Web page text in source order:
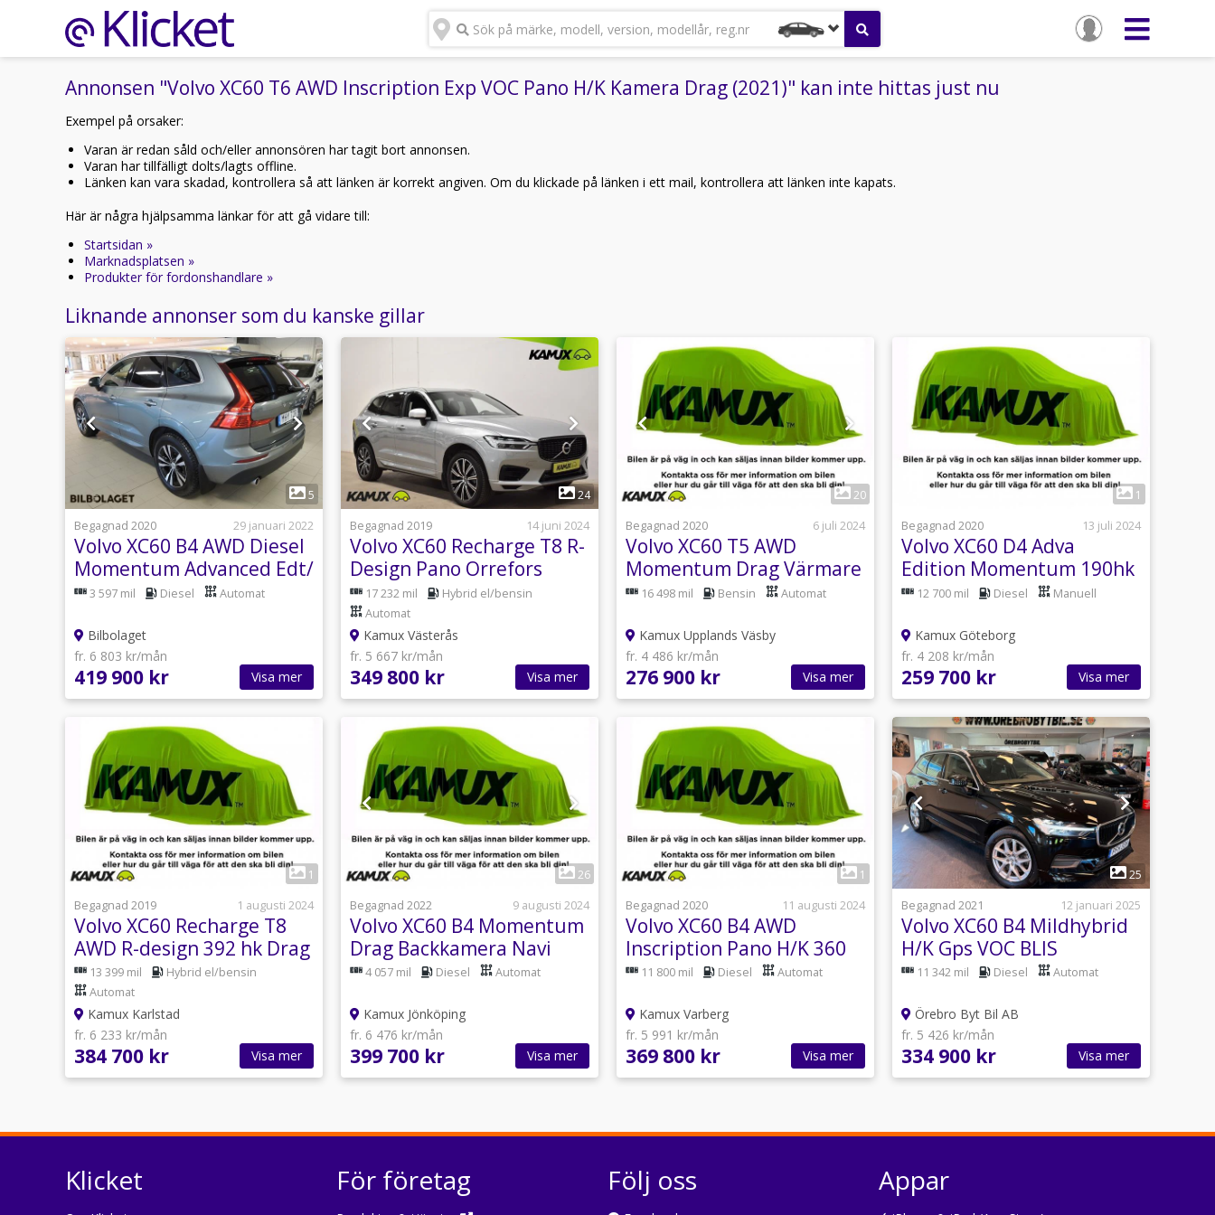
Sök på märke, modell, version, modellår, reg.nr
Annonsen "Volvo XC60 T6 AWD Inscription Exp VOC Pano H/K Kamera Drag (2021)" kan inte hittas just nu
Exempel på orsaker:
Varan är redan såld och/eller annonsören har tagit bort annonsen.
Varan har tillfälligt dolts/lagts offline.
Länken kan vara skadad, kontrollera så att länken är korrekt angiven. Om du klickade på länken i ett mail, kontrollera att länken inte kapats.
Här är några hjälpsamma länkar för att gå vidare till:
Startsidan »
Marknadsplatsen »
Produkter för fordonshandlare »
Liknande annonser som du kanske gillar
1
5
Begagnad 2020
29 januari 2022
Volvo XC60 B4 AWD Diesel
Momentum Advanced Edt/
DRAG / VINTERHJUL/
3 597 mil Diesel Automat
Bilbolaget
fr. 6 803 kr/mån
419 900 kr Visa mer
1
24
Begagnad 2019
14 juni 2024
Volvo XC60 Recharge T8 R-
Design Pano Orrefors
Skinn AWD 392hk
17 232 mil
Hybrid el/bensin
Automat
Kamux Västerås
fr. 5 667 kr/mån
349 800 kr Visa mer
1
20
Begagnad 2020
6 juli 2024
Volvo XC60 T5 AWD
Momentum Drag Värmare
Navi VOC 250hk
16 498 mil Bensin Automat
Kamux Upplands Väsby
fr. 4 486 kr/mån
276 900 kr Visa mer
1
Begagnad 2020
13 juli 2024
Volvo XC60 D4 Adva
Edition Momentum 190hk
12 700 mil Diesel Manuell
Kamux Göteborg
fr. 4 208 kr/mån
259 700 kr Visa mer
1
Begagnad 2019
1 augusti 2024
Volvo XC60 Recharge T8
AWD R-design 392 hk Drag
360° Navi
13 399 mil
Hybrid el/bensin
Automat
Kamux Karlstad
fr. 6 233 kr/mån
384 700 kr Visa mer
1
26
Begagnad 2022
9 augusti 2024
Volvo XC60 B4 Momentum
Drag Backkamera Navi
Keyless 197hk
4 057 mil Diesel Automat
Kamux Jönköping
fr. 6 476 kr/mån
399 700 kr Visa mer
1
Begagnad 2020
11 augusti 2024
Volvo XC60 B4 AWD
Inscription Pano H/K 360
197hk
11 800 mil Diesel Automat
Kamux Varberg
fr. 5 991 kr/mån
369 800 kr Visa mer
1
25
Begagnad 2021
12 januari 2025
Volvo XC60 B4 Mildhybrid
H/K Gps VOC BLIS
Momentum DRAG 197hk
11 342 mil Diesel Automat
Örebro Byt Bil AB
fr. 5 426 kr/mån
334 900 kr Visa mer
Klicket För företag Följ oss Appar